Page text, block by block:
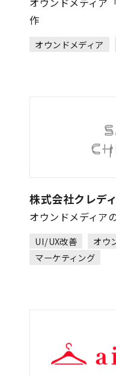
作
オウンドメディア
株式会社クレデ
オウンドメディア
UI/UX改善
オウ
マーケティング